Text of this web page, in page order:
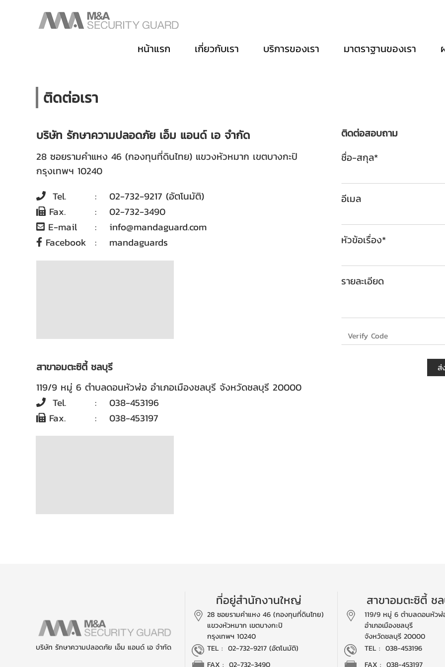
หน้าแรก เกี่ยวกับเรา บริการของเรา มาตราฐานของเรา
ติดต่อเรา
บริษัท รักษาความปลอดภัย เอ็ม แอนด์ เอ จำกัด
28 ซอยรามคำแหง 46 (กองทุนที่ดินไทย) แขวงหัวหมาก เขตบางกะปิ
กรุงเทพฯ 10240
Tel.
:
02-732-9217 (อัตโนมัติ)
Fax.
:
02-732-3490
E-mail
:
info@mandaguard.com
Facebook
: mandaguards
สาขาอมตะซิตี้ ชลบุรี
119/9 หมู่ 6 ตำบลดอนหัวฬ่อ อำเภอเมืองชลบุรี จังหวัดชลบุรี 20000
Tel.
:
038-453196
Fax.
: 038-453197
ติดต่อสอบถาม
ชื่อ-สกุล*
อีเมล
หัวข้อเรื่อง*
รายละเอียด
ส่
บริษัท รักษาความปลอดภัย เอ็ม แอนด์ เอ จำกัด
ที่อยู่สำนักงานใหญ่
28 ซอยรามคำแหง 46 (กองทุนที่ดินไทย)
แขวงหัวหมาก เขตบางกะปิ
กรุงเทพฯ 10240
TEL : 02-732-9217 (อัตโนมัติ)
FAX : 02-732-3490
สาขาอมตะซิตี้ ช
119/9 หมู่ 6 ตำบลดอนหัวฬ่
อำเภอเมืองชลบุรี
จังหวัดชลบุรี 20000
TEL : 038-453196
FAX : 038-453197